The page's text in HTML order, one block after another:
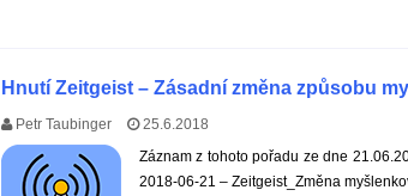
Hnutí Zeitgeist – Zásadní změna způsobu
Petr Taubinger
25.6.2018
Záznam z tohoto pořadu ze dne
2018-06-21 – Zeitgeist_Změna